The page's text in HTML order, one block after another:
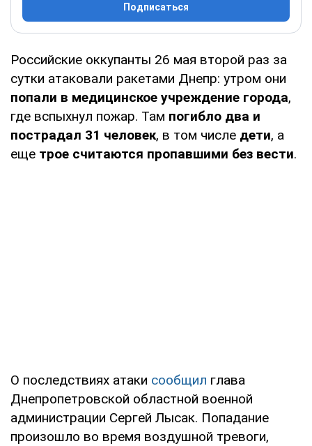
Подписаться
Российские оккупанты 26 мая второй раз за
сутки атаковали ракетами Днепр: утром они
попали в медицинское учреждение города,
где вспыхнул пожар. Там погибло два и
пострадал 31 человек, в том числе дети, а
еще трое считаются пропавшими без вести.
О последствиях атаки сообщил глава
Днепропетровской областной военной
администрации Сергей Лысак. Попадание
произошло во время воздушной тревоги,